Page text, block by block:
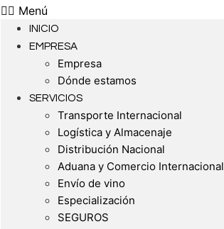
Menú
INICIO
EMPRESA
Empresa
Dónde estamos
SERVICIOS
Transporte Internacional
Logística y Almacenaje
Distribución Nacional
Aduana y Comercio Internacional
Envío de vino
Especialización
SEGUROS